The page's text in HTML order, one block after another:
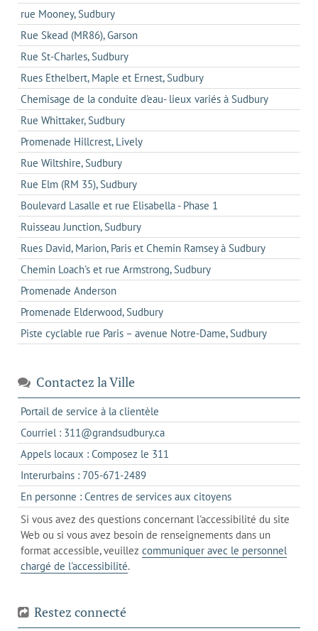
rue Mooney, Sudbury
Rue Skead (MR86), Garson
Rue St-Charles, Sudbury
Rues Ethelbert, Maple et Ernest, Sudbury
Chemisage de la conduite d'eau- lieux variés à Sudbury
Rue Whittaker, Sudbury
Promenade Hillcrest, Lively
Rue Wiltshire, Sudbury
Rue Elm (RM 35), Sudbury
Boulevard Lasalle et rue Elisabella - Phase 1
Ruisseau Junction, Sudbury
Rues David, Marion, Paris et Chemin Ramsey à Sudbury
Chemin Loach's et rue Armstrong, Sudbury
Promenade Anderson
Promenade Elderwood, Sudbury
Piste cyclable rue Paris – avenue Notre-Dame, Sudbury
Contactez la Ville
Portail de service à la clientèle
dans
un
nouvel
Courriel : 311@grandsudbury.cas'ouvre
dans
votre
de
messagerie
Appels locaux : Composez le 311
dans
un
client
de
votre
téléphone
Interurbains : 705-671-2489s'ouvre
dans
un
client
de
votre
En personne : Centres de services aux citoyenss'ouvre
dans
l'onglet
actuel
Si vous avez des questions concernant l'accessibilité du site
Web ou si vous avez besoin de renseignements dans un
format accessible, veuillez communiquer avec le personnel
chargé de l'accessibilité.
Restez connecté